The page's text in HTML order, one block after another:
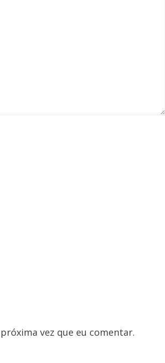
vez que eu comentar.